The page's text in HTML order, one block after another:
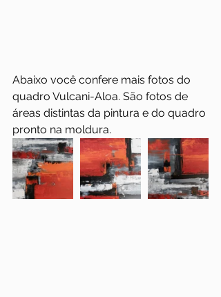
Abaixo você confere mais fotos do
quadro Vulcani-Aloa. São fotos de
áreas distintas da pintura e do quadro
pronto na moldura.